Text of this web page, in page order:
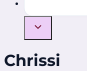
Chrissi